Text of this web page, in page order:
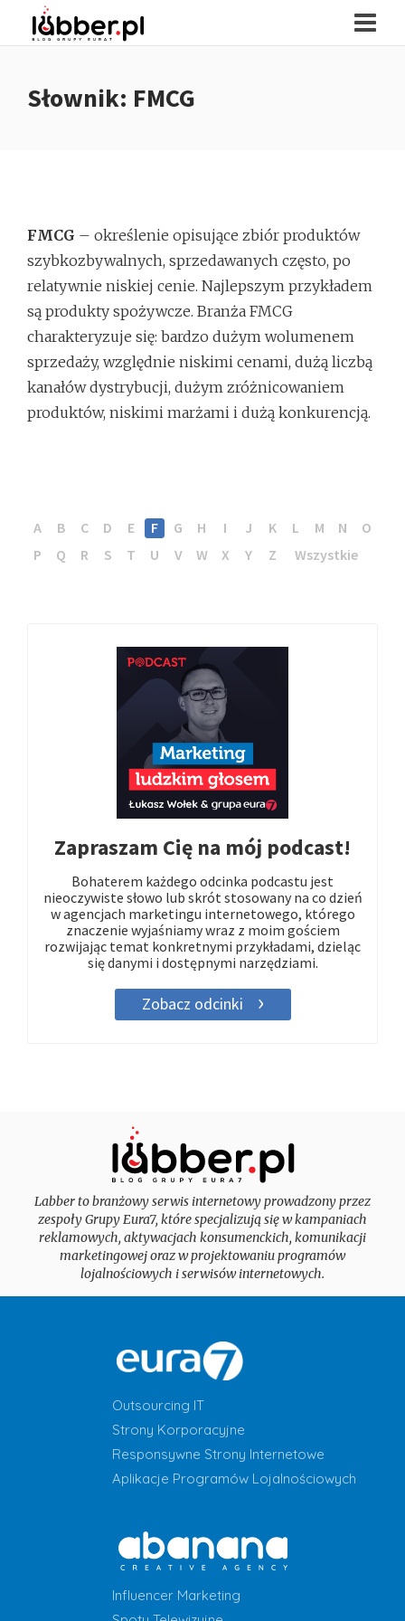
Słownik: FMCG
FMCG – określenie opisujące zbiór produktów
szybkozbywalnych, sprzedawanych często, po
relatywnie niskiej cenie. Najlepszym przykładem
są produkty spożywcze. Branża FMCG
charakteryzuje się: bardzo dużym wolumenem
sprzedaży, względnie niskimi cenami, dużą liczbą
kanałów dystrybucji, dużym zróżnicowaniem
produktów, niskimi marżami i dużą konkurencją.
A B C D E F G H I J K L M N
O
P
Q R S T U V W X Y Z Wszystkie
Zapraszam Cię na mój podcast!
Bohaterem każdego odcinka podcastu jest
nieoczywiste słowo lub skrót stosowany na co dzień
w agencjach marketingu internetowego, którego
znaczenie wyjaśniamy wraz z moim gościem
rozwijając temat konkretnymi przykładami, dzieląc
się danymi i dostępnymi narzędziami.
Zobacz odcinki
Labber to branżowy serwis internetowy prowadzony przez
zespoły Grupy Eura7, które specjalizują się w kampaniach
reklamowych, aktywacjach konsumenckich, komunikacji
marketingowej oraz w projektowaniu programów
lojalnościowych i serwisów internetowych.
Outsourcing IT
Strony Korporacyjne
Responsywne Strony Internetowe
Aplikacje Programów Lojalnościowych
Influencer Marketing